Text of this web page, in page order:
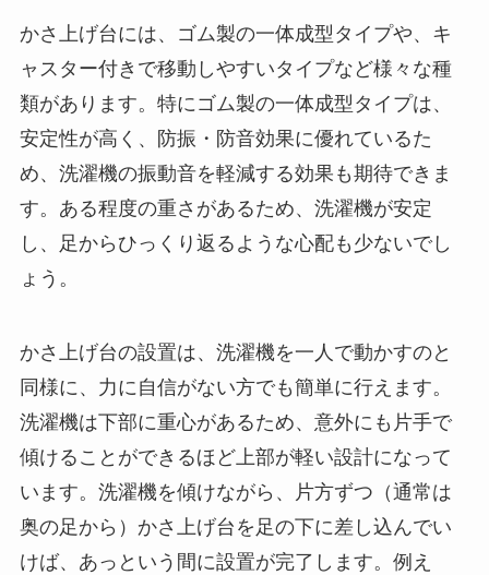
かさ上げ台には、ゴム製の一体成型タイプや、キ
ャスター付きで移動しやすいタイプなど様々な種
類があります。特にゴム製の一体成型タイプは、
安定性が高く、防振・防音効果に優れているた
め、洗濯機の振動音を軽減する効果も期待できま
す。ある程度の重さがあるため、洗濯機が安定
し、足からひっくり返るような心配も少ないでし
ょう。
かさ上げ台の設置は、洗濯機を一人で動かすのと
同様に、力に自信がない方でも簡単に行えます。
洗濯機は下部に重心があるため、意外にも片手で
傾けることができるほど上部が軽い設計になって
います。洗濯機を傾けながら、片方ずつ（通常は
奥の足から）かさ上げ台を足の下に差し込んでい
けば、あっという間に設置が完了します。例え